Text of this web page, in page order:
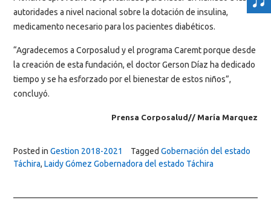
autoridades a nivel nacional sobre la dotación de insulina,
medicamento necesario para los pacientes diabéticos.
“Agradecemos a Corposalud y el programa Caremt porque desde
la creación de esta fundación, el doctor Gerson Díaz ha dedicado
tiempo y se ha esforzado por el bienestar de estos niños”,
concluyó.
Prensa Corposalud// María Marquez
Posted in Gestion 2018-2021 Tagged Gobernación del estado
Táchira, Laidy Gómez Gobernadora del estado Táchira